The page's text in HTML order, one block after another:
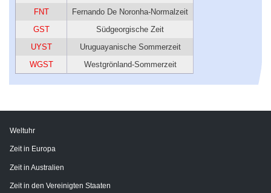
FNT
Fernando De Noronha-Normalzeit
GST
Südgeorgische Zeit
UYST
Uruguayanische Sommerzeit
WGST
Westgrönland-Sommerzeit
Weltuhr
Zeit in Europa
Zeit in Australien
Zeit in den Vereinigten Staaten